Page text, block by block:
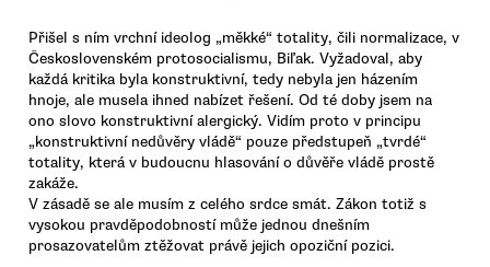
Přišel s ním vrchní ideolog „měkké“ totality, čili normalizace, v
Československém protosocialismu, Biľak. Vyžadoval, aby
každá kritika byla konstruktivní, tedy nebyla jen házením
hnoje, ale musela ihned nabízet řešení. Od té doby jsem na
ono slovo konstruktivní alergický. Vidím proto v principu
„konstruktivní nedůvěry vládě“ pouze předstupeň „tvrdé“
totality, která v budoucnu hlasování o důvěře vládě prostě
zakáže.
V zásadě se ale musím z celého srdce smát. Zákon totiž s
vysokou pravděpodobností může jednou dnešním
prosazovatelům ztěžovat právě jejich opoziční pozici.